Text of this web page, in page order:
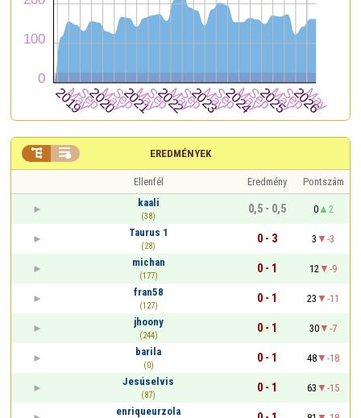
EREDMÉNYEK
 
Ellenfél Eredmény
Pontszám
kaali
(38)
0,5 - 0,5 0
2
Taurus 1
(28)
0 - 3 3
-3
michan
(177)
0 - 1 12
-9
fran58
(127)
0 - 1 23
-11
jhoony
(244)
0 - 1 30
-7
barila
(0)
0 - 1 48
-18
Jesúselvis
(87)
0 - 1 63
-15
enriqueurzola